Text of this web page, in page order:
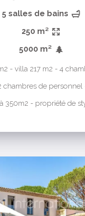
5 salles de bains
250 m²
5000 m²
- villa 217 m2 - 4
chambres de
350m2 - propriété de